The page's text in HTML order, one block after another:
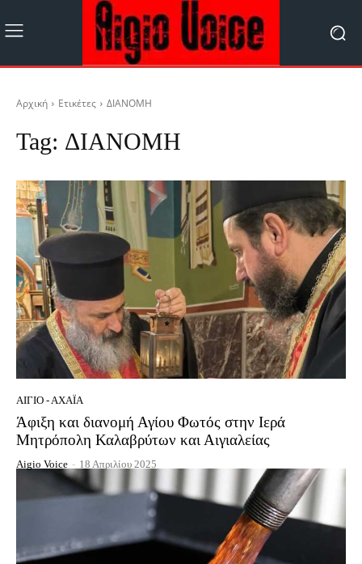
Αρχική Ετικέτες ΔΙΑΝΟΜΗ
Tag: ΔΙΑΝΟΜΗ
ΑΊΓΙΟ - ΑΧΑΪ́Α
Άφιξη και διανομή Αγίου Φωτός στην Ιερά
Μητρόπολη Καλαβρύτων και Αιγιαλείας
Aigio Voice - 18 Απριλίου 2025